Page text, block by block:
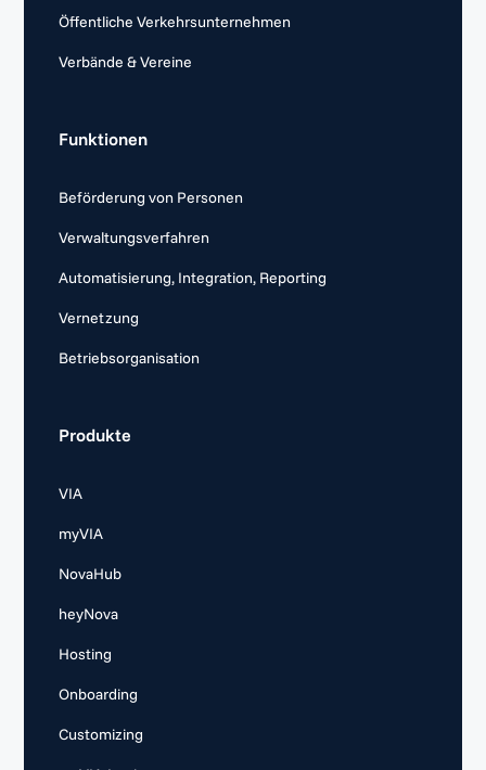
Öffentliche Verkehrsunternehmen
Verbände & Vereine
Funktionen
Beförderung von Personen
Verwaltungsverfahren
Automatisierung, Integration, Reporting
Vernetzung
Betriebsorganisation
Produkte
VIA
myVIA
NovaHub
heyNova
Hosting
Onboarding
Customizing